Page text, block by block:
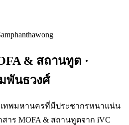
& สถานทูต ·
พันธวงศ์
เทพมหานครที่มีประชากรหนาแน่น
าร MOFA & สถานทูตจาก iVC